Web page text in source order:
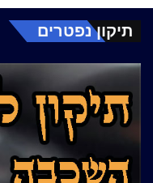
תיקון נפטרים